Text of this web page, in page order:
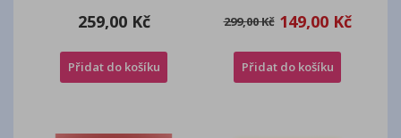
259,00 Kč
Přidat do košíku
299,00 Kč 149,00 Kč
Přidat do košíku